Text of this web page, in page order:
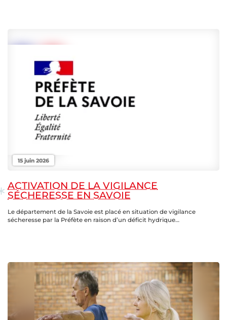
15 juin 2026
ACTIVATION DE LA VIGILANCE
SÉCHERESSE EN SAVOIE
Le département de la Savoie est placé en situation de vigilance
sécheresse par la Préfète en raison d’un déficit hydrique…